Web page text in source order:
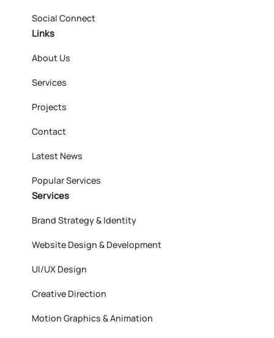
Social Connect
Links
About Us
Services
Projects
Contact
Latest News
Popular Services
Services
Brand Strategy & Identity
Website Design & Development
UI/UX Design
Creative Direction
Motion Graphics & Animation